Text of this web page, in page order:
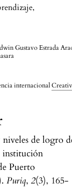
,
Gustavo Estrada
internacional
de logro
institución
Puerto
Puriq,2(3), 165-